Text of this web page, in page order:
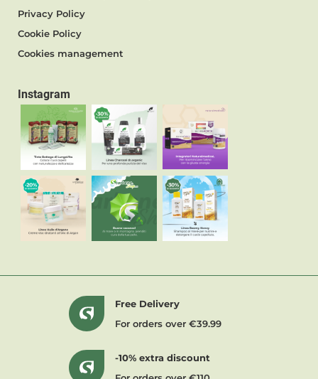
Privacy Policy
Cookie Policy
Cookies management
Instagram
Free Delivery
For orders over €39.99
-10% extra discount